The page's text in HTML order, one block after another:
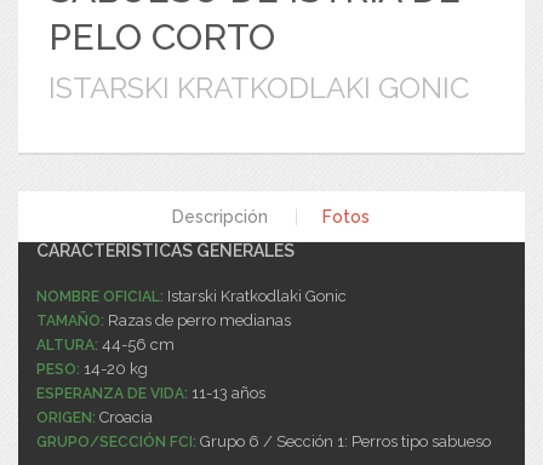
PELO CORTO
ISTARSKI KRATKODLAKI GONIC
Descripción
Fotos
CARACTERÍSTICAS GENERALES
NOMBRE OFICIAL: Istarski Kratkodlaki Gonic
TAMAÑO: Razas de perro medianas
ALTURA: 44-56 cm
PESO: 14-20 kg
ESPERANZA DE VIDA: 11-13 años
ORIGEN: Croacia
GRUPO/SECCIÓN FCI: Grupo 6 / Sección 1: Perros tipo sabueso